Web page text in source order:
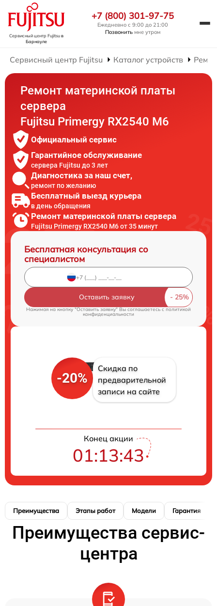
Сервисный центр Fujitsuв
Барнауле
+7 (800) 301-97-75
Ежедневно с 9:00 до 21:00
Позвонить мне утром
Сервисный центр Fujitsu Каталог устройств
Ремонт материнской платы
сервера
Fujitsu Primergy RX2540 M6
Официальный сервис
Гарантийное обслуживание
сервера Fujitsu до 3 лет
Диагностика за наш счет,
ремонт по желанию
Бесплатный выезд курьера
в день обращения
Ремонт материнской платы сервера
Fujitsu Primergy RX2540 M6 от 35 минут
Бесплатная консультация со
специалистом
Оставить заявку
Нажимая на кнопку "Оставить заявку" Вы соглашаетесь cполитикой
конфиденциальности
-20%
Скидка по
предварительной
записи на сайте
Конец акции
01:13:42
Преимущества Этапы работ Модели Гарантия
Преимущества сервис-
центра